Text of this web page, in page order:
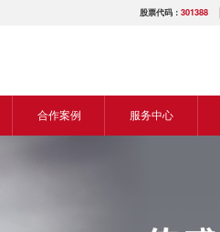
股票代码：301388
合作案例
食品机械行业
服务中心